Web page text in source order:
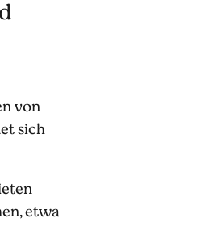
von
sich
etwa